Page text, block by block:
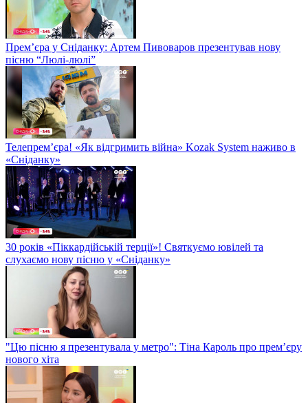
Прем’єра у Сніданку: Артем Пивоваров презентував нову
пісню “Люлі-люлі”
Телепрем’єра! «Як відгримить війна» Kozak System наживо в
«Сніданку»
30 років «Піккардійській терції»! Святкуємо ювілей та
слухаємо нову пісню у «Сніданку»
"Цю пісню я презентувала у метро": Тіна Кароль про прем’єру
нового хіта